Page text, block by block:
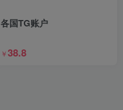
各国TG账户
￥38.8